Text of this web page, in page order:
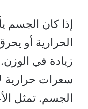
إذا كان الجسم
الحرارية أو
زيادة في
سعرات حرارية
الجسم. تمثل